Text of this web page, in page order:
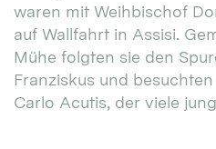
waren mit Weihbischof
auf Wallfahrt in Assisi.
Mühe folgten sie den
Franziskus und
Carlo Acutis, der viele